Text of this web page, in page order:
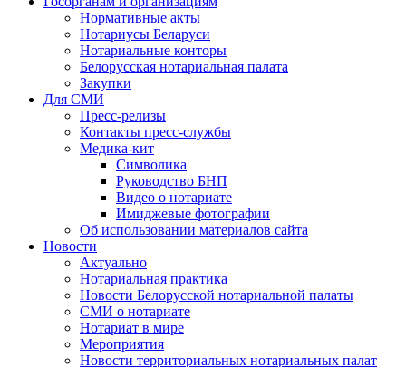
Нормативные акты
Нотариусы Беларуси
Нотариальные конторы
Белорусская нотариальная палата
Закупки
Для СМИ
Пресс-релизы
Контакты пресс-службы
Медика-кит
Символика
Руководство БНП
Видео о нотариате
Имиджевые фотографии
Об использовании материалов сайта
Новости
Актуально
Нотариальная практика
Новости Белорусской нотариальной палаты
СМИ о нотариате
Нотариат в мире
Мероприятия
Новости территориальных нотариальных палат